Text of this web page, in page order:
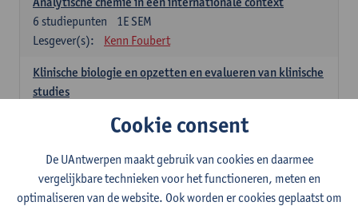
1E SEM
6 studiepunten
Lesgever(s):
Kenn Foubert
Klinische biologie en opzetten en evalueren van klinische
studies
Kathleen Deiteren
Judith Leurs
Glenn A L Van Den Bosch
Annick Van Riel
Ellen Verhavert
Steven Weekx
Cookie consent
De UAntwerpen maakt gebruik van cookies en daarmee
vergelijkbare technieken voor het functioneren, meten en
optimaliseren van de website. Ook worden er cookies geplaatst om